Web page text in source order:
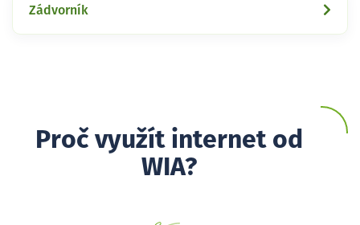
Zádvorník
Proč využít internet od
WIA?